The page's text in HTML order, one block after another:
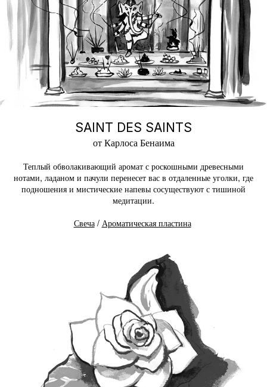
SAINT DES SAINTS
от Карлоса Бенаима
Теплый обволакивающий аромат с роскошными древесными
нотами, ладаном и пачули перенесет вас в отдаленные уголки, где
подношения и мистические напевы сосуществуют с тишиной
медитации.
Свеча/ Ароматическая пластина